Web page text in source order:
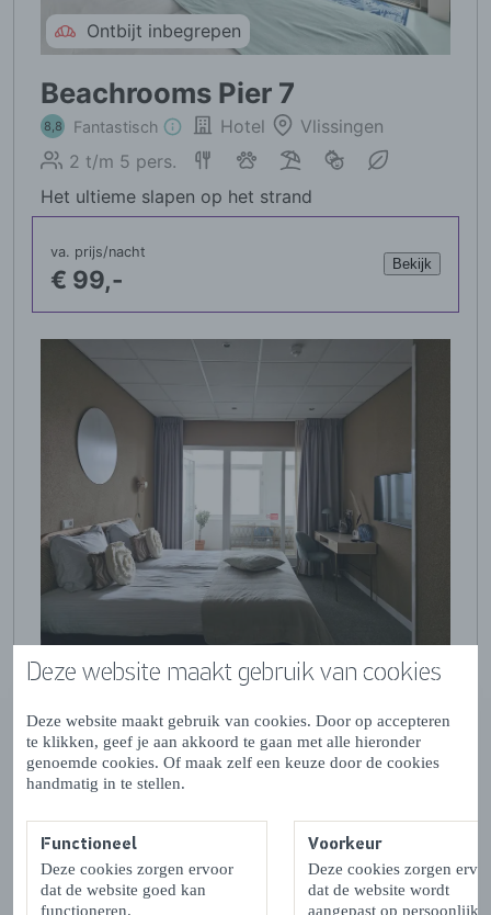
Deze website maakt gebruik van cookies
Deze website maakt gebruik van cookies. Door op accepteren
te klikken, geef je aan akkoord te gaan met alle hieronder
genoemde cookies. Of maak zelf een keuze door de cookies
handmatig in te stellen.
Functioneel
Deze cookies zorgen ervoor
dat de website goed kan
functioneren.
Voorkeur
Deze cookies zorgen
dat de website wordt
aangepast op persoonlijke